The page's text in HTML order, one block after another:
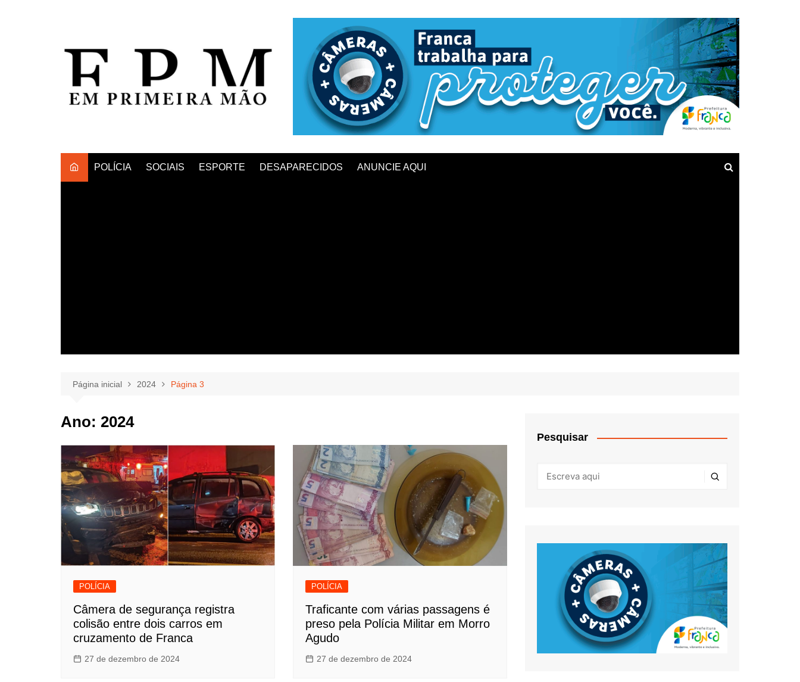
POLÍCIA SOCIAIS ESPORTE DESAPARECIDOS ANUNCIE AQUI
Página inicial 2024 Página 3
Ano: 2024
POLÍCIA
Câmera de segurança registra
colisão entre dois carros em
cruzamento de Franca
27 de dezembro de 2024
POLÍCIA
Traficante com várias passagens é
preso pela Polícia Militar em Morro
Agudo
27 de dezembro de 2024
Pesquisar